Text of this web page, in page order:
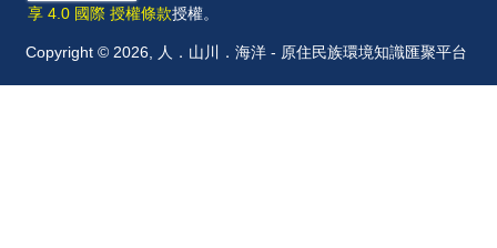
享 4.0 國際 授權條款授權。
Copyright © 2026, 人．山川．海洋 - 原住民族環境知識匯聚平台